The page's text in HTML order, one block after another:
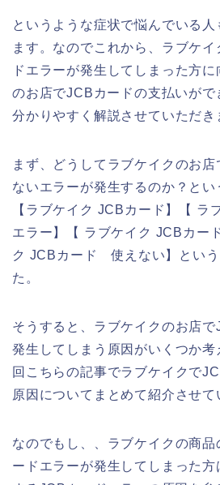
というような症状で悩んでいる
ます。なのでこれから、ラブケ
ドエラーが発生してしまった方
のお店でJCBカードの支払いがで
分かりやすく解説させていただき
まず、どうしてラブケイクのお店
ないエラーが発生するのか？と
【ラブケイク JCBカード】【
エラー】【 ラブケイク JCBカー
ク JCBカード 使えない】という
た。
そうすると、ラブケイクのお店
発生してしまう原因がいくつか考
回こちらの記事でラブケイクで
原因についてまとめて紹介させて
なのでもし、、ラブケイクの商
ードエラーが発生してしまった